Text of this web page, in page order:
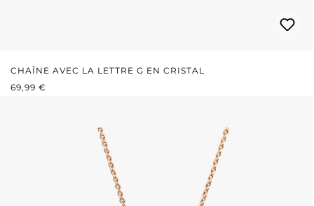
CHAÎNE AVEC LA LETTRE G EN CRISTAL
PRIX RÉGULIER :
69,99 €